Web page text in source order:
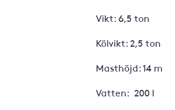
Vikt: 6,5 ton
Kölvikt: 2,5 ton
Masthöjd: 14 m
Vatten: 200 l